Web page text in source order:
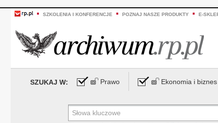
SZKOLENIA I KONFERENCJE POZNAJ NASZE PRODUKTY E-
SZUKAJ W: Prawo Ekonomia i biznes